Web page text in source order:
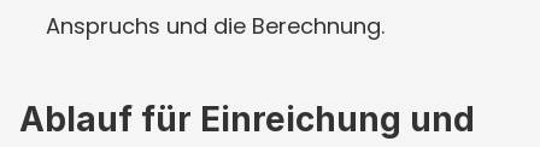
Anspruchs und die Berechnung.
Ablauf für Einreichung und